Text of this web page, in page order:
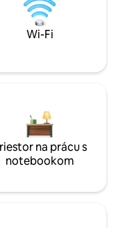
Wi-Fi
na prácu s
notebookom